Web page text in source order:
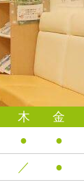
木 金
● ●
／ ●